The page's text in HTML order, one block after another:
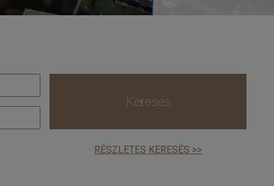
Keresés
RÉSZLETES KERESÉS >>